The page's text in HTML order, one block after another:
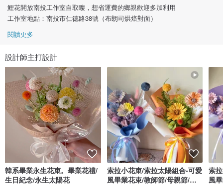
鯉花開放南投工作室自取瞜，想省運費的鄉親歡迎多加利用
工作室地點：南投市仁德路38號（布朗司烘焙對面）
閱讀更多
設計師主打設計
韓系畢業永生花束。畢業花禮/
生日紀念/永生太陽花
索拉小花束/索拉太陽組合-可愛
風畢業花束/教師節/母親節/情
索
風